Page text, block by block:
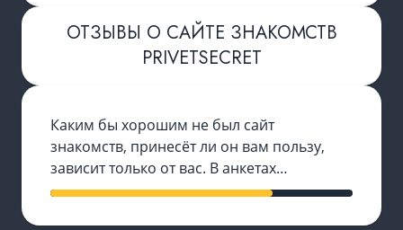
ОТЗЫВЫ О САЙТЕ ЗНАКОМСТВ
PRIVETSECRET
Каким бы хорошим не был сайт
знакомств, принесёт ли он вам пользу,
зависит только от вас. В анкетах
некоторых пользователей написано